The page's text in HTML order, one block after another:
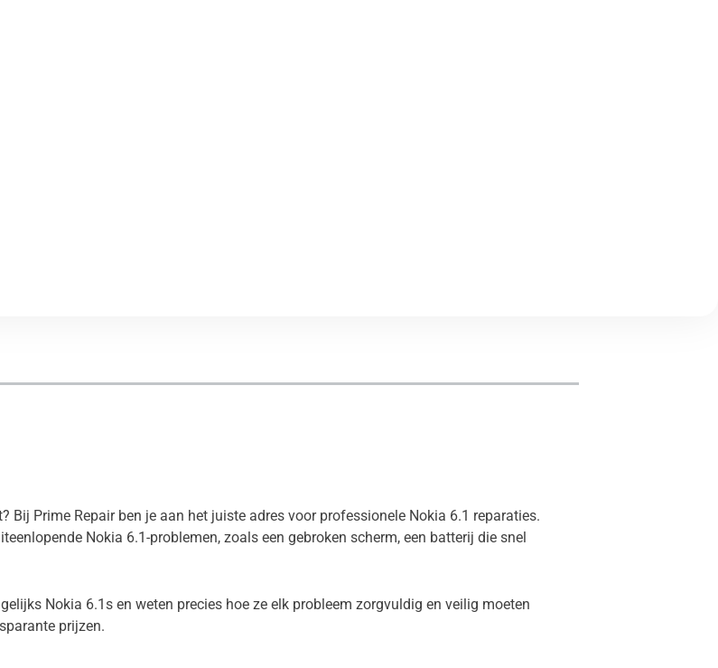
Prime Repair ben je aan het juiste adres voor professionele Nokia 6.1 reparaties.
Nokia 6.1-problemen, zoals een gebroken scherm, een batterij die snel
Nokia 6.1s en weten precies hoe ze elk probleem zorgvuldig en veilig moeten
prijzen.